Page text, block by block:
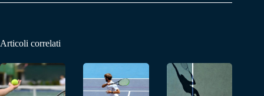
Articoli correlati